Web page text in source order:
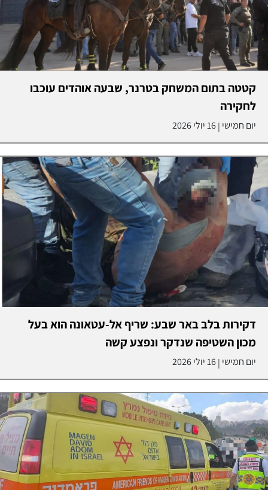
קטטה בתום המשחק בטרנר, שבעה אוהדים עוכבו
לחקירה
יום חמישי |16 יולי 2026
דקירות בלב באר שבע: שריף אל-עטאונה הוא בעל
מכון השטיפה שנדקר ונפצע קשה
יום חמישי |16 יולי 2026